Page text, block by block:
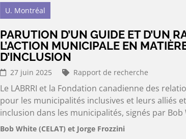
U. Montréal
PARUTION D’UN GUIDE ET D’UN
L’ACTION MUNICIPALE EN
D’INCLUSION
27 juin 2025 Rapport de recherche
Le LABRRI et la Fondation canadienne des
pour les municipalités inclusives et leurs alliés
inclusion dans les municipalités, signés par Bob
Bob White (CELAT) et Jorge Frozzini